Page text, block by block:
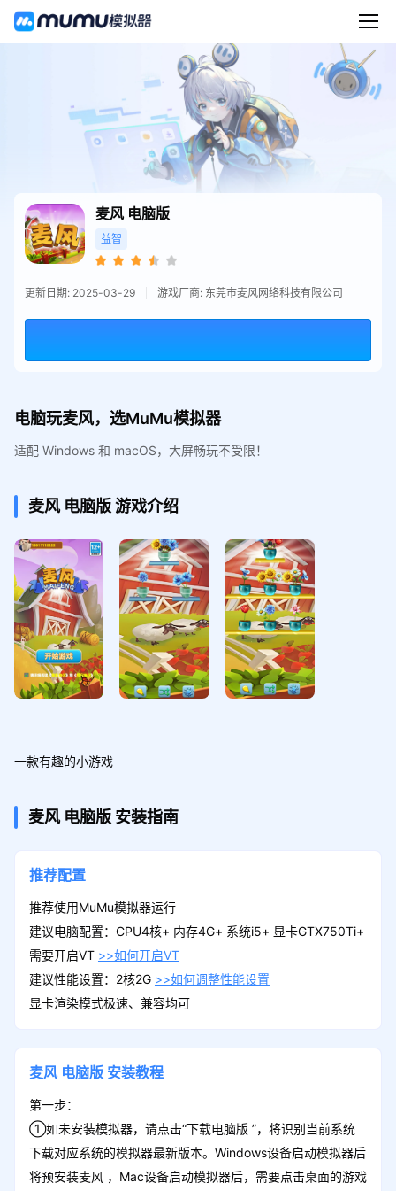
麦风 电脑版
益智
更新日期: 2025-03-29 游戏厂商: 东莞市麦风网络科技有限公司
电脑玩麦风，选MuMu模拟器
适配 Windows 和 macOS，大屏畅玩不受限！
麦风 电脑版游戏介绍
一款有趣的小游戏
麦风 电脑版 安装指南
推荐配置
推荐使用MuMu模拟器运行
建议电脑配置：CPU4核+ 内存4G+ 系统i5+ 显卡GTX750Ti+
需要开启VT >>如何开启VT
建议性能设置：2核2G >>如何调整性能设置
显卡渲染模式极速、兼容均可
麦风 电脑版 安装教程
第一步：
①如未安装模拟器，请点击“下载电脑版 ”，将识别当前系统
下载对应系统的模拟器最新版本。Windows设备启动模拟器后
将预安装麦风 ，Mac设备启动模拟器后，需要点击桌面的游戏